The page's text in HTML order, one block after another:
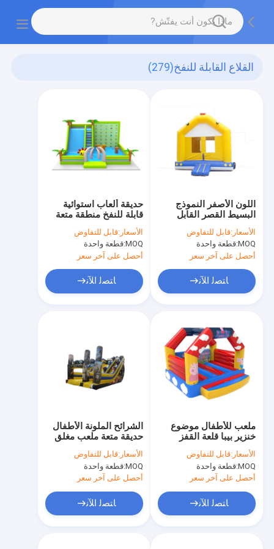
القلاع القابلة للنفخ(279)
حديقة ألعاب استوائية
قابلة للنفخ منطقة متعة
تسلق عقبات مخصصة
الأسعار:قابل للتفاوض
MOQ: قطعة واحدة
أحصل على آخر سعر
ﺎﺘﺼﻟ ﺍﻶﻧ
اللون الأصفر النموذج
البسيط القصر القابل
للانفجار 5*5*5m
الأسعار:قابل للتفاوض
MOQ: قطعة واحدة
أحصل على آخر سعر
ﺎﺘﺼﻟ ﺍﻶﻧ
الشرائح الملونة الأطفال
حديقة متعة ملعب مغلق
الأسعار:قابل للتفاوض
MOQ: قطعة واحدة
أحصل على آخر سعر
ﺎﺘﺼﻟ ﺍﻶﻧ
ملعب للأطفال موضوع
خنزير بيبا قلعة القفز
المضغوطة
الأسعار:قابل للتفاوض
MOQ: قطعة واحدة
أحصل على آخر سعر
ﺎﺘﺼﻟ ﺍﻶﻧ